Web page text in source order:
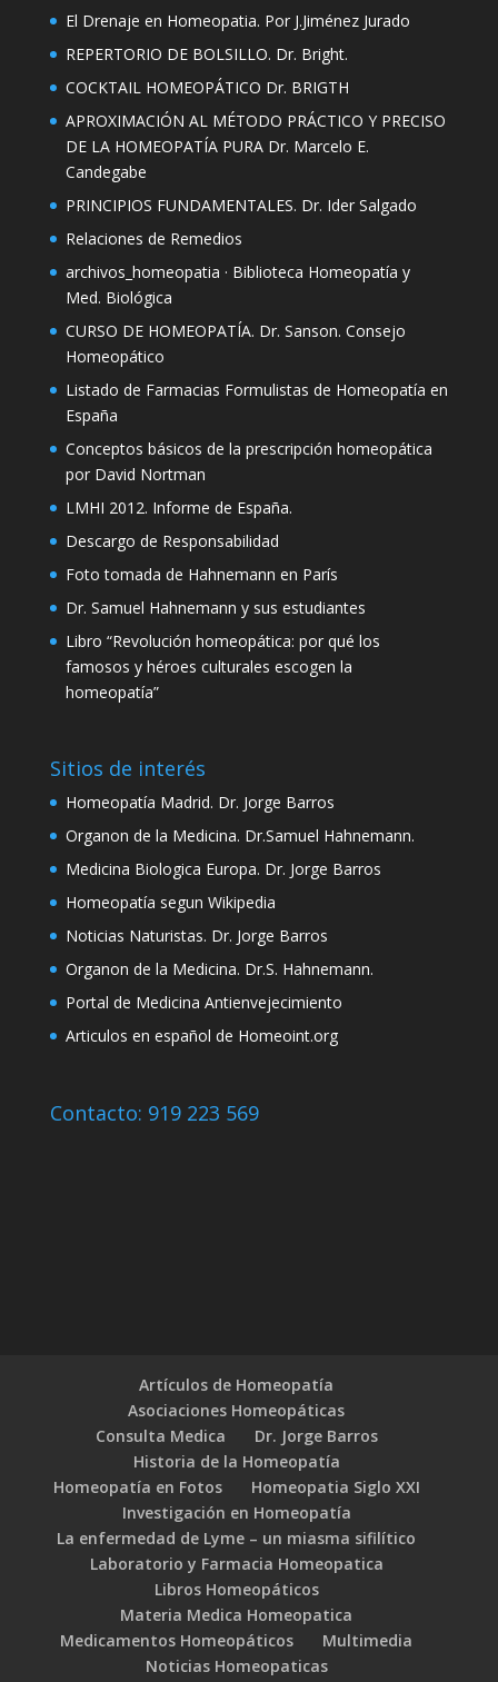
El Drenaje en Homeopatia. Por J.Jiménez Jurado
REPERTORIO DE BOLSILLO. Dr. Bright.
COCKTAIL HOMEOPÁTICO Dr. BRIGTH
APROXIMACIÓN AL MÉTODO PRÁCTICO Y PRECISO
DE LA HOMEOPATÍA PURA Dr. Marcelo E.
Candegabe
PRINCIPIOS FUNDAMENTALES. Dr. Ider Salgado
Relaciones de Remedios
archivos_homeopatia · Biblioteca Homeopatía y
Med. Biológica
CURSO DE HOMEOPATÍA. Dr. Sanson. Consejo
Homeopático
Listado de Farmacias Formulistas de Homeopatía en
España
Conceptos básicos de la prescripción homeopática
por David Nortman
LMHI 2012. Informe de España.
Descargo de Responsabilidad
Foto tomada de Hahnemann en París
Dr. Samuel Hahnemann y sus estudiantes
Libro “Revolución homeopática: por qué los
famosos y héroes culturales escogen la
homeopatía”
Sitios de interés
Homeopatía Madrid. Dr. Jorge Barros
Organon de la Medicina. Dr.Samuel Hahnemann.
Medicina Biologica Europa. Dr. Jorge Barros
Homeopatía segun Wikipedia
Noticias Naturistas. Dr. Jorge Barros
Organon de la Medicina. Dr.S. Hahnemann.
Portal de Medicina Antienvejecimiento
Articulos en español de Homeoint.org
Contacto: 919 223 569
Artículos de Homeopatía
Asociaciones Homeopáticas
Consulta Medica
Dr. Jorge Barros
Historia de la Homeopatía
Homeopatía en Fotos
Homeopatia Siglo XXI
Investigación en Homeopatía
La enfermedad de Lyme – un miasma sifilítico
Laboratorio y Farmacia Homeopatica
Libros Homeopáticos
Materia Medica Homeopatica
Medicamentos Homeopáticos
Multimedia
Noticias Homeopaticas